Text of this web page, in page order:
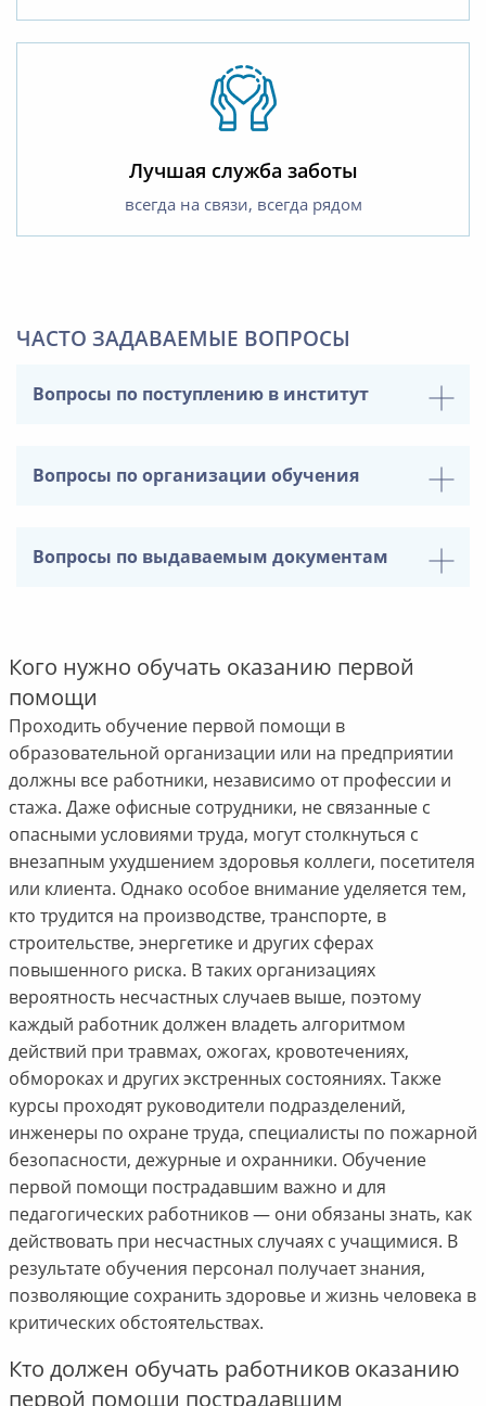
Лучшая служба заботы
всегда на связи, всегда рядом
ЧАСТО ЗАДАВАЕМЫЕ ВОПРОСЫ
Вопросы по поступлению в институт
Вопросы по организации обучения
Вопросы по выдаваемым документам
Кого нужно обучать оказанию первой
помощи
Проходить обучение первой помощи в
образовательной организации или на предприятии
должны все работники, независимо от профессии и
стажа. Даже офисные сотрудники, не связанные с
опасными условиями труда, могут столкнуться с
внезапным ухудшением здоровья коллеги, посетителя
или клиента. Однако особое внимание уделяется тем,
кто трудится на производстве, транспорте, в
строительстве, энергетике и других сферах
повышенного риска. В таких организациях
вероятность несчастных случаев выше, поэтому
каждый работник должен владеть алгоритмом
действий при травмах, ожогах, кровотечениях,
обмороках и других экстренных состояниях. Также
курсы проходят руководители подразделений,
инженеры по охране труда, специалисты по пожарной
безопасности, дежурные и охранники. Обучение
первой помощи пострадавшим важно и для
педагогических работников — они обязаны знать, как
действовать при несчастных случаях с учащимися. В
результате обучения персонал получает знания,
позволяющие сохранить здоровье и жизнь человека в
критических обстоятельствах.
Кто должен обучать работников оказанию
первой помощи пострадавшим